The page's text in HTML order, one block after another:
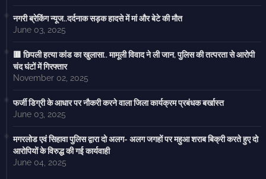
नगरी ब्रेकिंग न्यूज..दर्दनाक सड़क हादसे में मां और बेटे की मौत
June 03, 2025
🟥 छिपली हत्या कांड का खुलासा.. मामूली विवाद ने ली जान, पुलिस की तत्परता से आरोपी
चंद घंटों में गिरफ्तार
November 02, 2025
फर्जी डिग्री के आधार पर नौकरी करने वाला जिला कार्यक्रम प्रबंधक बर्खास्त
June 03, 2025
मगरलोड एवं सिहावा पुलिस द्वारा दो अलग- अलग जगहों पर महुआ शराब बिक्री करते हुए दो
आरोपियों के विरुद्ध की गई कार्यवाही
June 04, 2025